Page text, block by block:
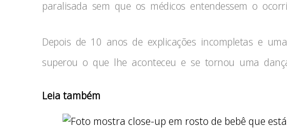
paralisada sem que os médicos entendessem o
Depois de 10 anos de explicações incompletas e
superou o que lhe aconteceu e se tornou uma
Leia também